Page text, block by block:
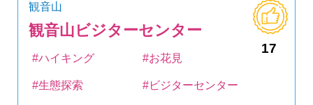
観音山
観音山ビジターセンター
17
#ハイキング #お花見
#生態探索 #ビジターセンター